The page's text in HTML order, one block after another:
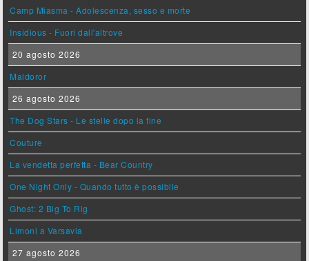
Camp Miasma - Adolescenza, sesso e morte
Insidious - Fuori dall'altrove
20 agosto 2026
Maldoror
26 agosto 2026
The Dog Stars - Le stelle dopo la fine
Couture
La vendetta perfetta - Bear Country
One Night Only - Quando tutto è possibile
Ghost: 2 Big To Rig
Limoni a Varsavia
27 agosto 2026